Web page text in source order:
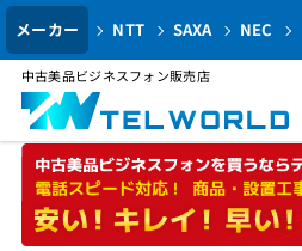
メーカー NTT SAXA NEC
中古美品ビジネスフォン販売店